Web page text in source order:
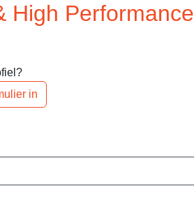
High Performance
in